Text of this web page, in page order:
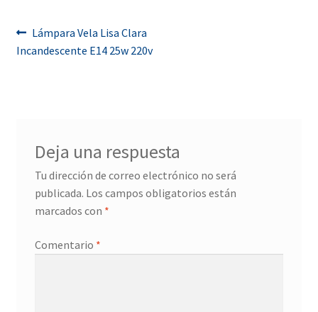
Navegación
de
Anterior:
Lámpara Vela Lisa Clara
Incandescente E14 25w 220v
Deja una respuesta
Tu dirección de correo electrónico no será
publicada. Los campos obligatorios están
marcados con *
Comentario *